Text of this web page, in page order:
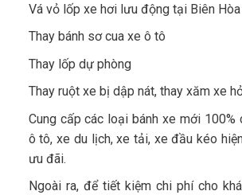
Vá vỏ lốp xe hơi lưu động tại Biên Hòa
Thay bánh sơ cua xe ô tô
Thay lốp dự phòng
Thay ruột xe bị dập nát, thay xăm xe
Cung cấp các loại bánh xe mới
ô tô, xe du lịch, xe tải, xe đầu kéo
ưu đãi.
Ngoài ra, để tiết kiệm chi phí cho